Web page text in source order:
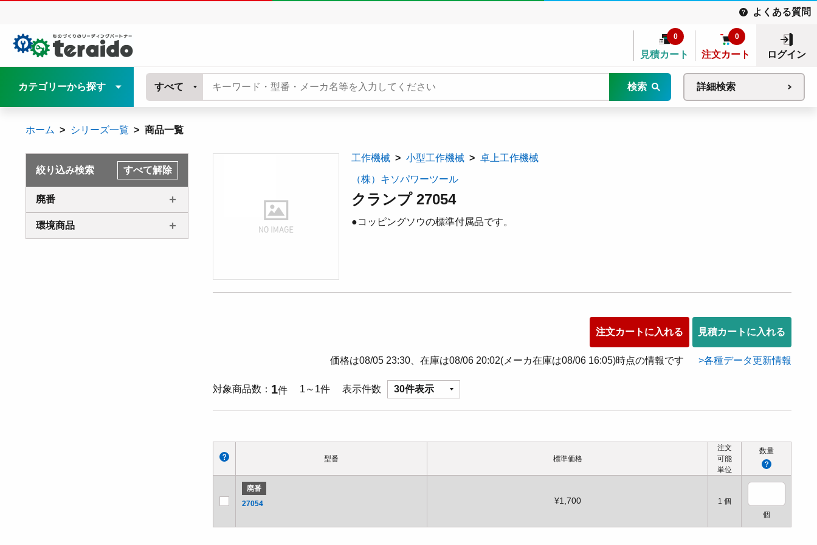
よくある質問
見積カート
0
注文カート
0
ログイン
カテゴリーから探す すべて 検索 詳細検索
ホーム シリーズ一覧 商品一覧
絞り込み検索 すべて解除
廃番
環境商品
工作機械 小型工作機械 卓上工作機械
（株）キソパワーツール
クランプ 27054
●コッピングソウの標準付属品です。
注文カートに入れる 見積カートに入れる
価格は08/05 23:30、在庫は08/06 20:02(メーカ在庫は08/06 16:05)時点の情報です 各種データ更新情報
対象商品数 1件 1～1件 表示件数 30件表示
型番 標準価格
注文
可能
単位
数量
廃番
27054
¥1,700 1 個
個